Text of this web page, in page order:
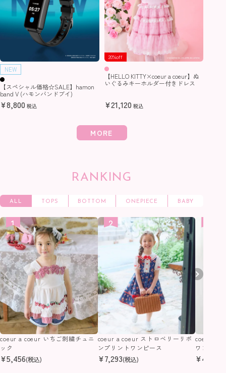
【スペシャル価格☆SALE】hamon
band V (ハモンバンドブイ)
NEW
¥8,800 税込
20%off
【HELLO KITTY×coeur a coeur】ぬ
いぐるみキーホルダー付きドレス
¥21,120 税込
MORE
RANKING
ALL TOPS BOTTOM ONEPIECE BABY
coeur a coeur いちご刺繍チュニ
ック
¥5,456(税込)
coeur a coeur ストロベリーリボ
ンプリントワンピース
¥7,293(税込)
coeur a
ワンピー
¥4,400